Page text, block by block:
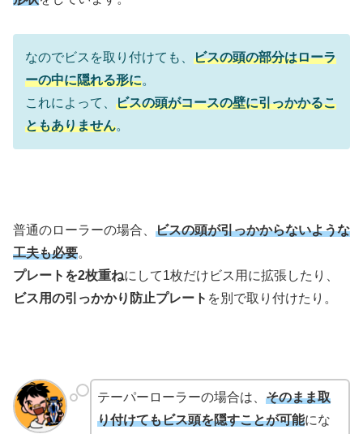
なのでビスを取り付けても、 ビスの頭の部分はローラ
ーの中に隠れる形に。
これによって、 ビスの頭がコースの壁に引っかかるこ
ともありません。
普通のローラーの場合、 ビスの頭が引っかからないような
工夫も必要。
プレートを2枚重ねにして1枚だけビス用に拡張したり、
ビス用の引っかかり防止プレート を別で取り付けたり。
テーパーローラーの場合は、 そのまま取
り付けてもビス頭を隠すことが可能にな